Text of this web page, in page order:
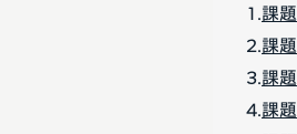
課
課
課
課